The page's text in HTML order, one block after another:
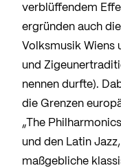
verblüffendem
ergründen auch
Volksmusik Wiens
und
nennen durfte).
die Grenzen
„The
und den Latin
maßgebliche